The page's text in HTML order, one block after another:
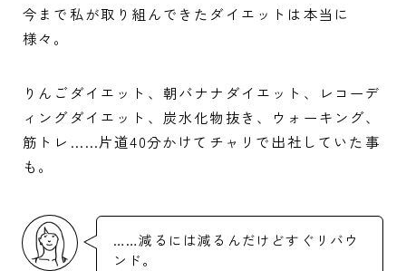
今まで私が取り組んできたダイエットは本当に
様々。
りんごダイエット、朝バナナダイエット、レコーデ
ィングダイエット、炭水化物抜き、ウォーキング、
筋トレ……片道40分かけてチャリで出社していた事
も。
……減るには減るんだけどすぐリバウ
ンド。